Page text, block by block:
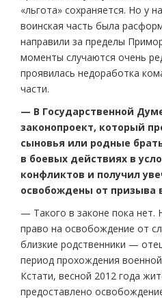
«льгота» сохраняется. Но у
воинская часть была
направили за пределы
моменты случаются очень
проявилась недоработка
части.
— В Государственной
законопроект, который
сыновья или родные
в боевых действиях в
конфликтов и получил
освобождены от призыва
— Такого в законе пока нет.
право на освобождение от
близкие родственники —
период прохождения
Кстати, весной 2012 года
предоставлено